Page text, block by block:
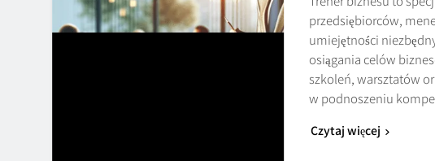
przedsiębiorców,
umiejętności
osiągania celów
szkoleń, warsztatów
w podnoszeniu
Czytaj więcej